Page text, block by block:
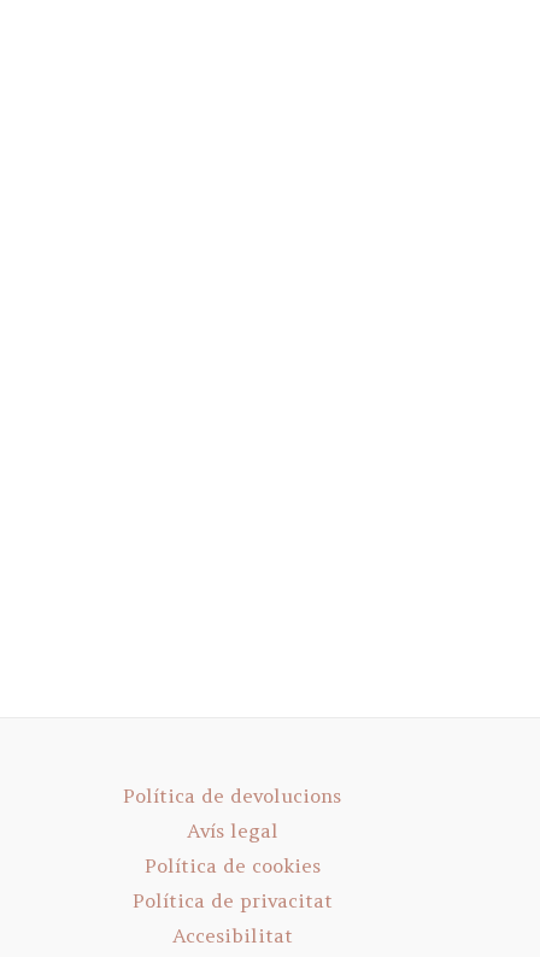
Política de devolucions
Avís legal
Política de cookies
Política de privacitat
Accesibilitat